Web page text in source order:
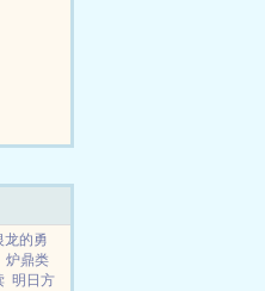
龙的勇
炉鼎类
明日方